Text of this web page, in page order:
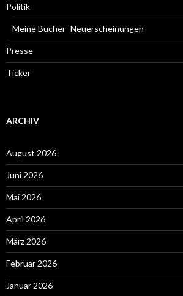
Politik
Meine Bücher -Neuerscheinungen
Presse
Ticker
ARCHIV
August 2026
Juni 2026
Mai 2026
April 2026
März 2026
Februar 2026
Januar 2026